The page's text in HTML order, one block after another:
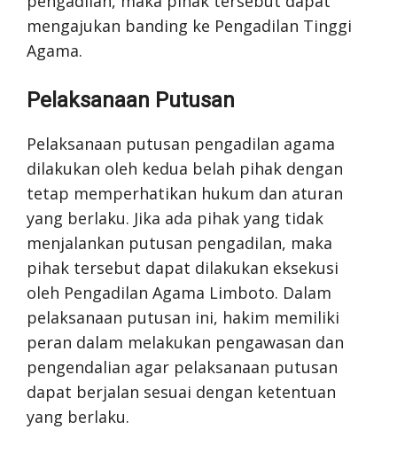
mengajukan banding ke Pengadilan Tinggi
Agama.
Pelaksanaan Putusan
Pelaksanaan putusan pengadilan agama
dilakukan oleh kedua belah pihak dengan
tetap memperhatikan hukum dan aturan
yang berlaku. Jika ada pihak yang tidak
menjalankan putusan pengadilan, maka
pihak tersebut dapat dilakukan eksekusi
oleh Pengadilan Agama Limboto. Dalam
pelaksanaan putusan ini, hakim memiliki
peran dalam melakukan pengawasan dan
pengendalian agar pelaksanaan putusan
dapat berjalan sesuai dengan ketentuan
yang berlaku.